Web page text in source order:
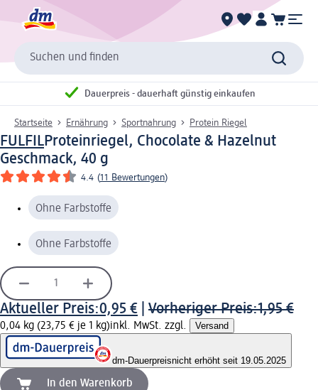
Suchen und finden
Dauerpreis - dauerhaft günstig einkaufen
Startseite Ernährung Sportnahrung Protein Riegel
FULFILProteinriegel, Chocolate & Hazelnut
Geschmack, 40 g
4.4 (11 Bewertungen)
Ohne Farbstoffe
Ohne Farbstoffe
Aktueller Preis:0,95 € Vorheriger Preis:1,95 €
0,04 kg (23,75 € je 1 kg)inkl. MwSt. zzgl. Versand
dm-Dauerpreisnicht erhöht seit 19.05.2025
In den Warenkorb